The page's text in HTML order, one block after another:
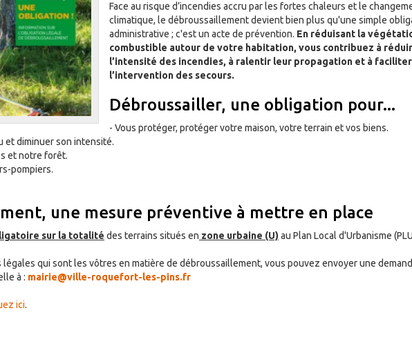
Face au risque d’incendies accru par les fortes chaleurs et le
climatique, le débroussaillement devient bien plus qu'une simple
administrative ; c'est un acte de prévention. En réduisant la
combustible autour de votre habitation, vous contribuez à
l’intensité des incendies, à ralentir leur propagation et à faciliter
l’intervention des secours.
Débroussailler, une obligation pour...
- Vous protéger, protéger votre maison, votre terrain et vos biens.
et diminuer son intensité.
et notre forêt.
pompiers.
une mesure préventive à mettre en place
sur la totalité des terrains situés en zone urbaine (U) au Plan Local d'Urbanisme
qui sont les vôtres en matière de débroussaillement, vous pouvez envoyer une
à : mairie@ville-roquefort-les-pins.fr
ici.